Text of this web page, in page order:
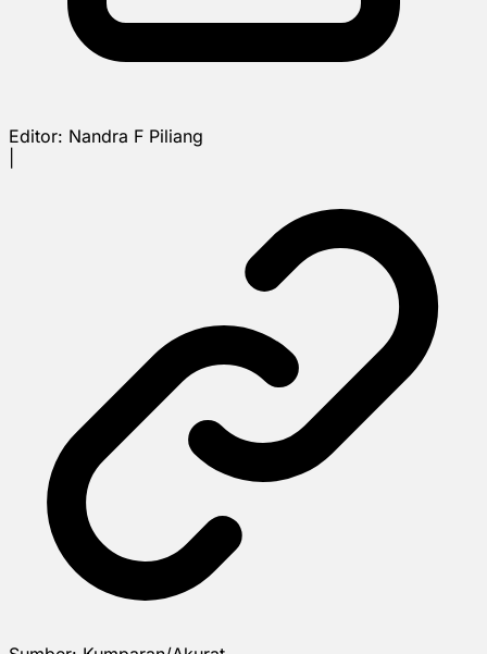
Editor: Nandra F Piliang